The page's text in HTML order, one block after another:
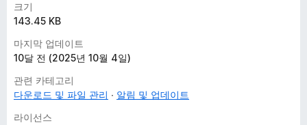
크기
143.45 KB
마지막 업데이트
10달 전 (2025년 10월 4일)
관련 카테고리
다운로드 및 파일 관리
알림 및 업데이트
라이선스